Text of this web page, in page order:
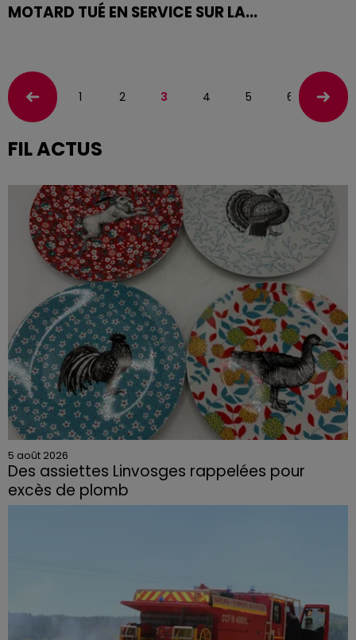
MOTARD TUÉ EN SERVICE SUR LA...
Seichamps, a perdu la vie ce samedi 9 mai aux
alentours...
1 2 3 4 5 6
FIL ACTUS
5 août 2026
Des assiettes Linvosges rappelées pour
excès de plomb
Du plomb a été détecté dans deux assiettes en